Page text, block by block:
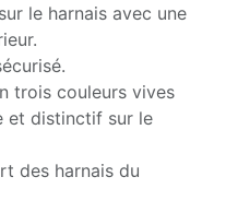
le harnais avec une
trois couleurs vives
et distinctif sur le
des harnais du